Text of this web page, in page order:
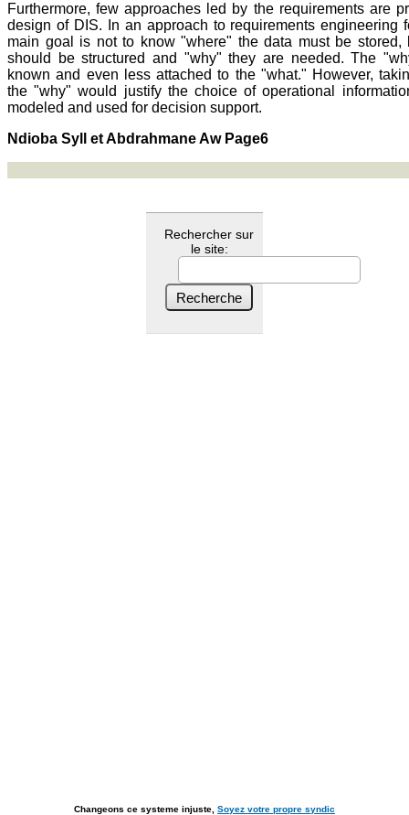
Furthermore, few approaches led by the requirements are
design of DIS. In an approach to requirements engineering
main goal is not to know "where" the data must be stored,
should be structured and "why" they are needed. The
known and even less attached to the "what." However,
the "why" would justify the choice of operational
modeled and used for decision support.
Ndioba Syll et Abdrahmane Aw Page6
Rechercher sur
le site:
Changeons ce systeme injuste, Soyez votre propre syndic